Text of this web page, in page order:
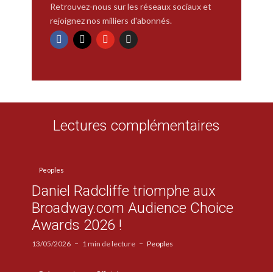
Retrouvez-nous sur les réseaux sociaux et
rejoignez nos milliers d'abonnés.
Lectures complémentaires
Peoples
Daniel Radcliffe triomphe aux
Broadway.com Audience Choice
Awards 2026 !
13/05/2026 1 min de lecture Peoples